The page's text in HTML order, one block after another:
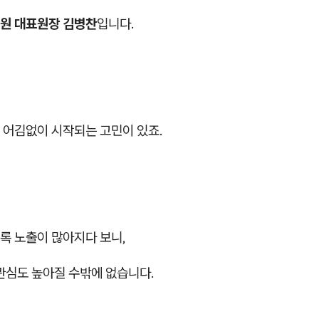
대표원장 김병찬입니다.
김없이 시작되는 고민이 있죠.
노출이 많아지다 보니,
심도 높아질 수밖에 없습니다.